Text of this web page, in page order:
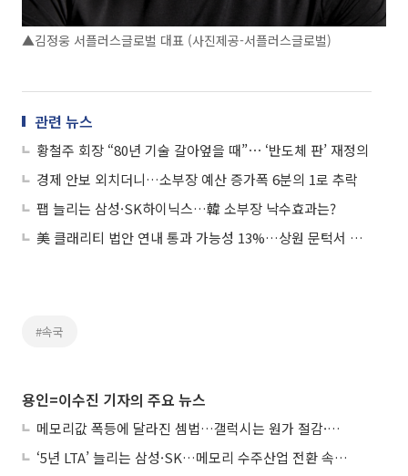
▲김정웅 서플러스글로벌 대표 (사진제공-서플러스글로벌)
관련 뉴스
황철주 회장 “80년 기술 갈아엎을 때”⋯ ‘반도체 판’ 재정의
경제 안보 외치더니…소부장 예산 증가폭 6분의 1로 추락
팹 늘리는 삼성·SK하이닉스…韓 소부장 낙수효과는?
美 클래리티 법안 연내 통과 가능성 13%…상원 문턱서 제동
#속국
용인=이수진 기자의 주요 뉴스
메모리값 폭등에 달라진 셈법…갤럭시는 원가 절감·아이폰은 서비스 확대
‘5년 LTA’ 늘리는 삼성·SK…메모리 수주산업 전환 속 다른 셈법